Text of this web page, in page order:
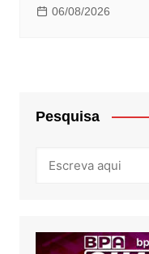
06/08/2026
Pesquisa